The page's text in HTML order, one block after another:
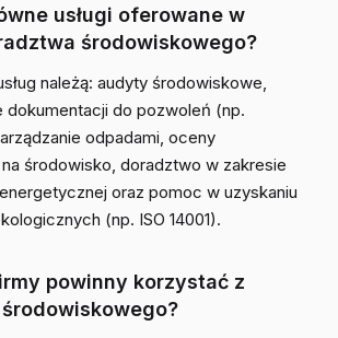
usługi oferowane w
środowiskowego?
należą: audyty środowiskowe,
dokumentacji do pozwoleń (np.
odpadami, oceny
na środowisko, doradztwo w zakresie
oraz pomoc w uzyskaniu
(np. ISO 14001).
powinny korzystać z